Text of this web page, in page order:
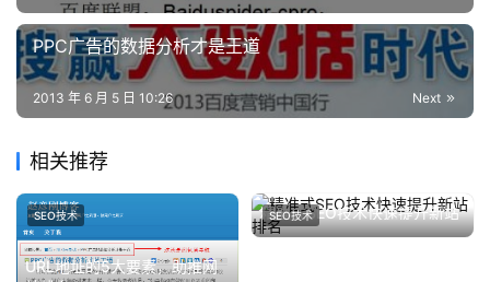
PPC广告的数据分析才是王道
Next
2013 年 6 月 5 日 10:26
相关推荐
URL地址的5大要素，助推网
SEO技术
精准式SEO技术快速提升新站
排名
2014 年 2 月 7 日 12.8K
SEO技术